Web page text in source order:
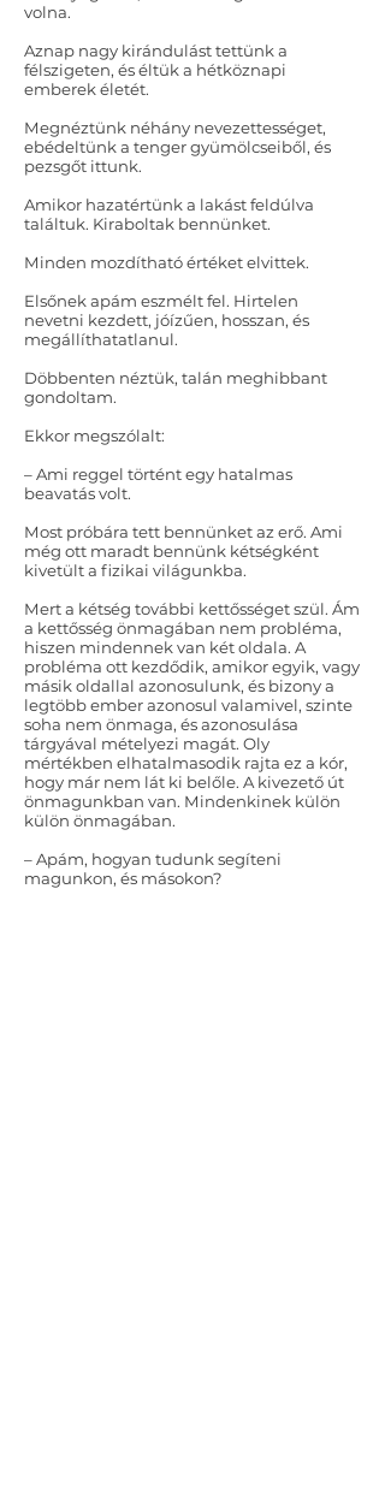
volna.
Aznap nagy kirándulást tettünk a
félszigeten, és éltük a hétköznapi
emberek életét.
Megnéztünk néhány nevezettességet,
ebédeltünk a tenger gyümölcseiből, és
pezsgőt ittunk.
Amikor hazatértünk a lakást feldúlva
találtuk. Kiraboltak bennünket.
Minden mozdítható értéket elvittek.
Elsőnek apám eszmélt fel. Hirtelen
nevetni kezdett, jóízűen, hosszan, és
megállíthatatlanul.
Döbbenten néztük, talán meghibbant
gondoltam.
Ekkor megszólalt:
– Ami reggel történt egy hatalmas
beavatás volt.
Most próbára tett bennünket az erő. Ami
még ott maradt bennünk kétségként
kivetült a fizikai világunkba.
Mert a kétség további kettősséget szül. Ám
a kettősség önmagában nem probléma,
hiszen mindennek van két oldala. A
probléma ott kezdődik, amikor egyik, vagy
másik oldallal azonosulunk, és bizony a
legtöbb ember azonosul valamivel, szinte
soha nem önmaga, és azonosulása
tárgyával mételyezi magát. Oly
mértékben elhatalmasodik rajta ez a kór,
hogy már nem lát ki belőle. A kivezető út
önmagunkban van. Mindenkinek külön
külön önmagában.
– Apám, hogyan tudunk segíteni
magunkon, és másokon?